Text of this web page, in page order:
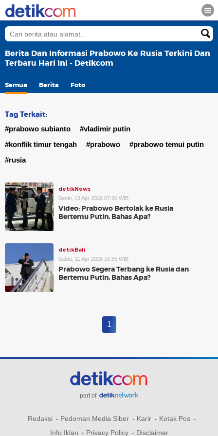
Berita Dan Informasi Prabowo Ke Rusia Terkini Dan
Terbaru Hari Ini - Detikcom
Semua Berita Foto
Tag Terkait:
#prabowo subianto
#vladimir putin
#konflik timur tengah
#prabowo
#prabowo temui putin
#rusia
detikNews
Senin, 13 Apr 2026 07:20 WIB
Video: Prabowo Bertolak ke Rusia
Bertemu Putin, Bahas Apa?
detikBali
Sabtu, 11 Apr 2026 16:55 WIB
Prabowo Segera Terbang ke Rusia dan
Bertemu Putin, Bahas Apa?
1
part of
Redaksi Pedoman Media Siber Karir
Kotak Pos
Info Iklan
Privacy Policy Disclaimer